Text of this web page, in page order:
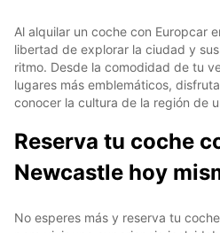
Al alquilar un coche con Europcar
libertad de explorar la ciudad y
ritmo. Desde la comodidad de tu
lugares más emblemáticos,
conocer la cultura de la región de
Reserva tu coche
Newcastle hoy
No esperes más y reserva tu